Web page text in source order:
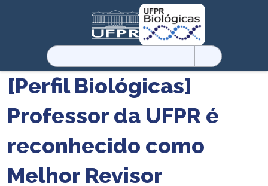
Pesquisar
por:
[Perfil Biológicas]
Professor da UFPR é
reconhecido como
Melhor Revisor